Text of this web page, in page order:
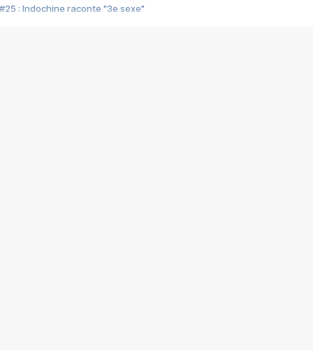
#25 : Indochine raconte "3e sexe"